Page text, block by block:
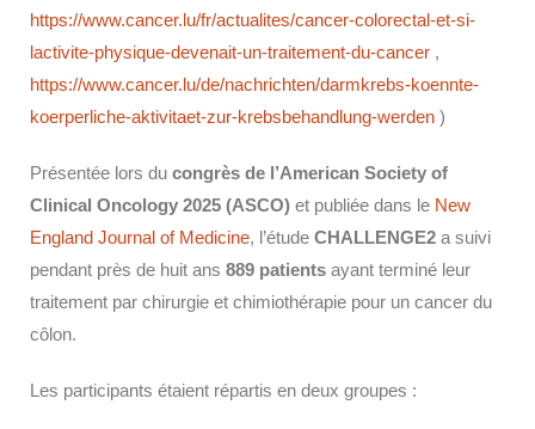
https://www.cancer.lu/fr/actualites/cancer-colorectal-et-si-
lactivite-physique-devenait-un-traitement-du-cancer ,
https://www.cancer.lu/de/nachrichten/darmkrebs-koennte-
koerperliche-aktivitaet-zur-krebsbehandlung-werden )
Présentée lors du congrès de l’American Society of
Clinical Oncology 2025 (ASCO) et publiée dans le New
England Journal of Medicine, l’étude CHALLENGE2 a suivi
pendant près de huit ans 889 patients ayant terminé leur
traitement par chirurgie et chimiothérapie pour un cancer du
côlon.
Les participants étaient répartis en deux groupes :